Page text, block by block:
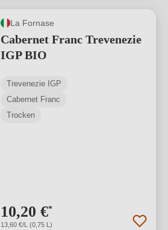
La Fornase
Cabernet Franc Trevenezie
IGP BIO
Trevenezie IGP
Cabernet Franc
Trocken
10,20 €*
13,60 €/L (0,75 L)